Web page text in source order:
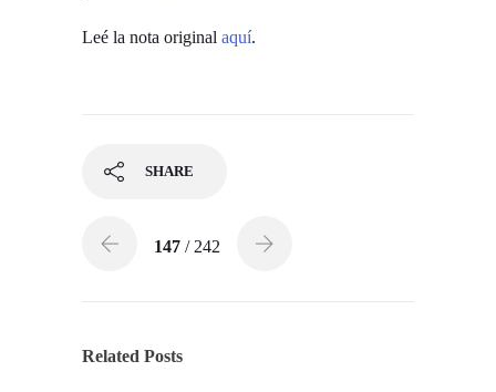
Leé la nota original aquí.
SHARE
147 / 242
Related Posts